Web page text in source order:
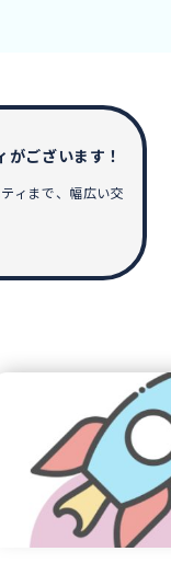
ございます！
ィまで、幅広い交